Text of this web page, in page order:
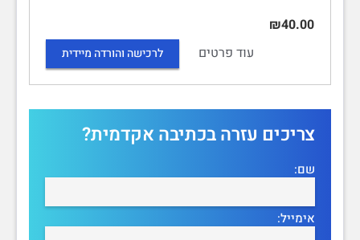
₪40.00
עוד פרטים
לרכישה והורדה מיידית
צריכים עזרה בכתיבה אקדמית?
שם:
אימייל: